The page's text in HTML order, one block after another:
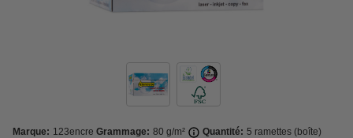
Marque: 123encre Grammage: 80 g/m² Quantité: 5 ramettes (boîte)